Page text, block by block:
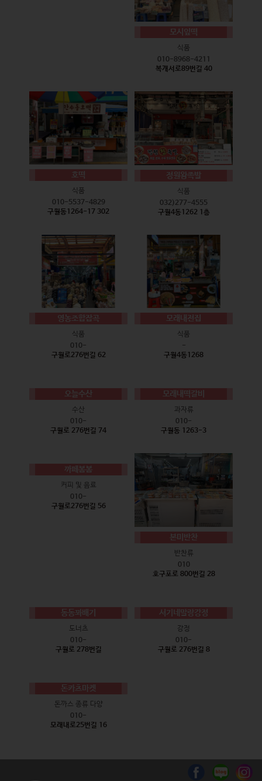
모시잎떡
식품
010-8968-4211
복개서로89번길 40
호떡
식품
010-5537-4829
구월동1264-17 302
정원왕족발
식품
032)277-4555
구월4동1262 1층
영농조합잡곡
식품
010-
구월로276번길 62
모래내전집
식품
-
구월4동1268
오늘수산
수산
010-
구월로 276번길 74
모래내떡갈비
과자류
010-
구월동 1263-3
까페봄봄
커피 및 음료
010-
구월로276번길 56
본미반찬
반찬류
010
호구포로 800번길 28
동동꽈배기
도너츠
010-
구월로 278번길
서기네말랑강정
강정
010-
구월로 276번길 8
돈카츠마켓
돈까스 종류 다양
010-
모래내로25번길 16